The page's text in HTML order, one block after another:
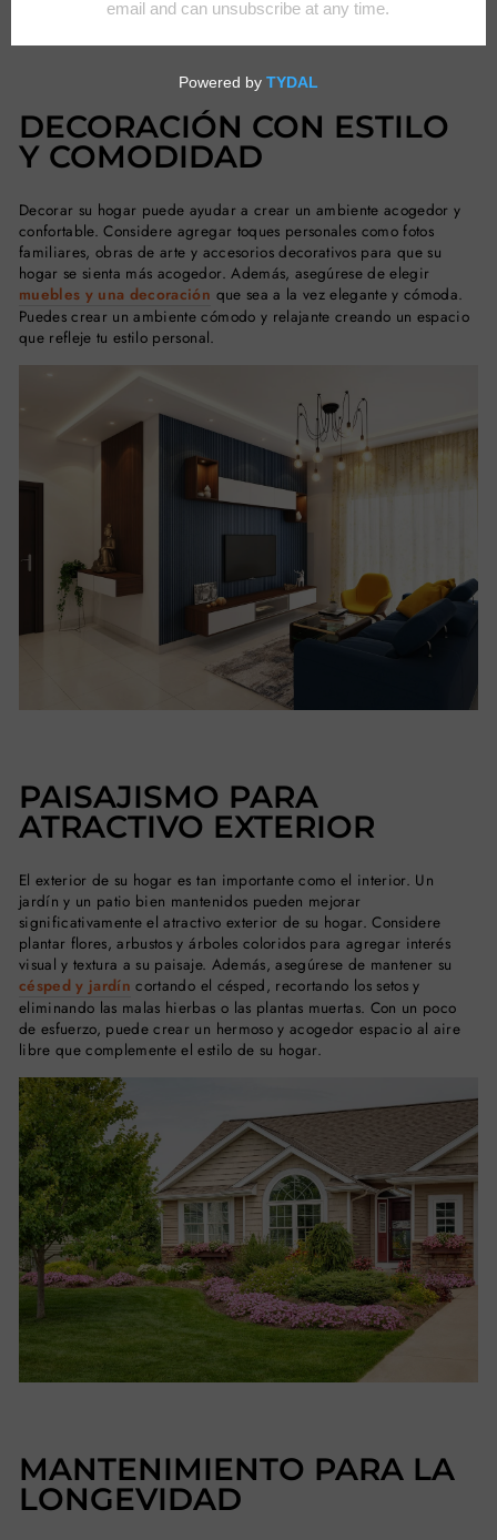
esenciales para el cuidado del hogar y el jardín, incluida la
DECORACIÓN CON ESTILO
Y COMODIDAD
Decorar su hogar puede ayudar a crear un ambiente acogedor y
confortable. Considere agregar toques personales como fotos
familiares, obras de arte y accesorios decorativos para que su
hogar se sienta más acogedor. Además, asegúrese de elegir
muebles y una decoración que sea a la vez elegante y cómoda.
Puedes crear un ambiente cómodo y relajante creando un espacio
que refleje tu estilo personal.
PAISAJISMO PARA
ATRACTIVO EXTERIOR
El exterior de su hogar es tan importante como el interior. Un
jardín y un patio bien mantenidos pueden mejorar
significativamente el atractivo exterior de su hogar. Considere
plantar flores, arbustos y árboles coloridos para agregar interés
visual y textura a su paisaje. Además, asegúrese de mantener su
césped y jardín cortando el césped, recortando los setos y
eliminando las malas hierbas o las plantas muertas. Con un poco
de esfuerzo, puede crear un hermoso y acogedor espacio al aire
libre que complemente el estilo de su hogar.
MANTENIMIENTO PARA LA
LONGEVIDAD